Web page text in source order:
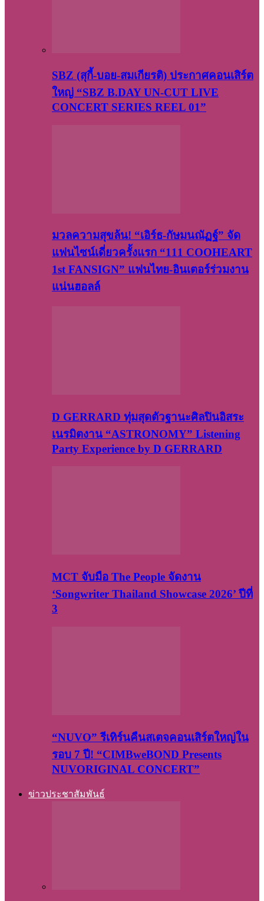
SBZ (สุกี้-บอย-สมเกียรติ) ประกาศคอนเสิร์ต
ใหญ่ “SBZ B.DAY UN-CUT LIVE
CONCERT SERIES REEL 01”
มวลความสุขล้น! “เอิร์ธ-กัษมนณัฏฐ์” จัด
แฟนไซน์เดี่ยวครั้งแรก “111 COOHEART
1st FANSIGN” แฟนไทย-อินเตอร์ร่วมงาน
แน่นฮอลล์
D GERRARD ทุ่มสุดตัวฐานะศิลปินอิสระ
เนรมิตงาน “ASTRONOMY” Listening
Party Experience by D GERRARD
MCT จับมือ The People จัดงาน
‘Songwriter Thailand Showcase 2026’ ปีที่
3
“NUVO” รีเทิร์นคืนสเตจคอนเสิร์ตใหญ่ใน
รอบ 7 ปี! “CIMBweBOND Presents
NUVORIGINAL CONCERT”
ข่าวประชาสัมพันธ์